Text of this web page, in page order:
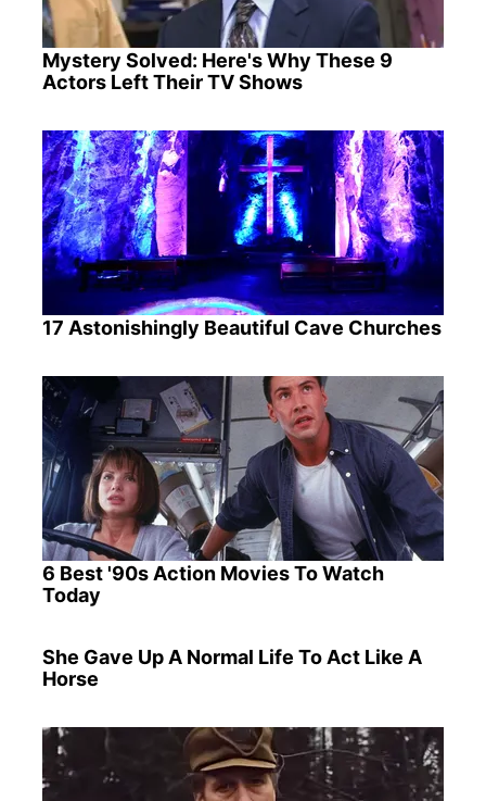
Mystery Solved: Here's Why These 9
Actors Left Their TV Shows
17 Astonishingly Beautiful Cave Churches
6 Best '90s Action Movies To Watch
Today
She Gave Up A Normal Life To Act Like A
Horse